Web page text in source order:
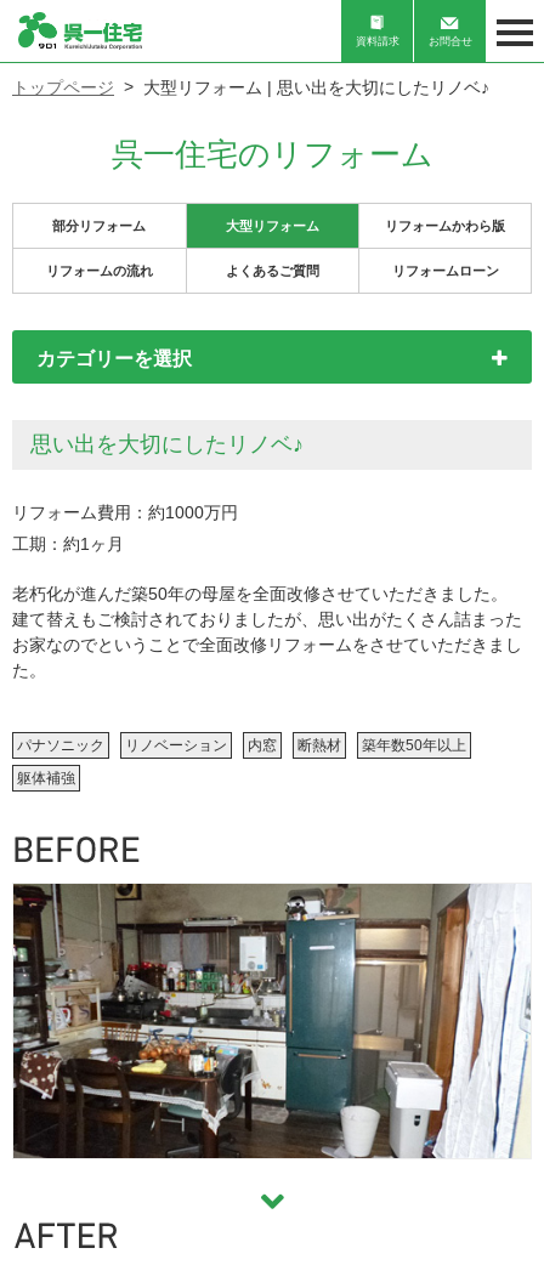
資料請求 お問合せ
トップページ 大型リフォーム | 思い出を大切にしたリノベ♪
呉一住宅のリフォーム
部分リフォーム 大型リフォーム リフォームかわら版
リフォームの流れ よくあるご質問 リフォームローン
カテゴリーを選択
思い出を大切にしたリノベ♪
リフォーム費用
約1000万円
工期
約1ヶ月
老朽化が進んだ築50年の母屋を全面改修させていただきました。
建て替えもご検討されておりましたが、思い出がたくさん詰まった
お家なのでということで全面改修リフォームをさせていただきまし
た。
パナソニック リノベーション 内窓 断熱材
築年数50年以上
躯体補強